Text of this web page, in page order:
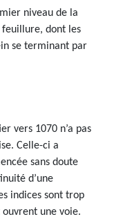
niveau de la
feuillure, dont les
se terminant par
vers 1070 n’a pas
Celle-ci a
sans doute
d’une
indices sont trop
une voie.